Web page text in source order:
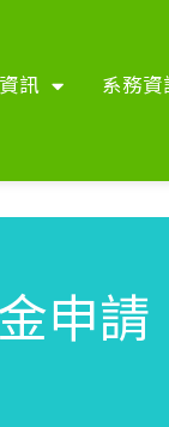
訊 系務資
申